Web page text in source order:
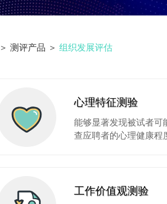
＞ 测评产品 ＞ 组织发展评估
心理特征测验
能够显著发现被试者可
查应聘者的心理健康程
工作价值观测验